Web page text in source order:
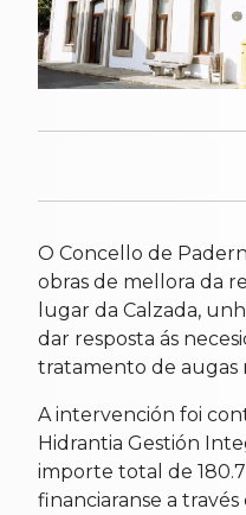
O Concello de
obras de mellora da
lugar da Calzada,
dar resposta ás
tratamento de augas
A intervención foi
Hidrantia Gestión
importe total de
financiaranse a